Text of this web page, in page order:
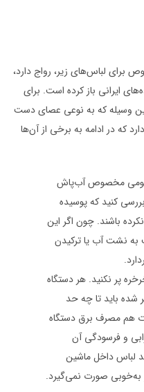
لباس‌های زیر، رواج دارد،
ایرانی باز کرده است. برای
این وسیله که به نوعی عصای دست
که در ادامه به برخی از آن‌ها
مخصوص آب‌پاش
کنید که پوسیده
باشند. چون اگر این
به نشت آب یا ترکیدن
پر نکنید. هر دستگاه
شده باید تا چه حد
هم مصرف برق دستگاه
و فرسودگی آن
لباس داخل ماشین
به‌خوبی صورت نمی‌گیرد.